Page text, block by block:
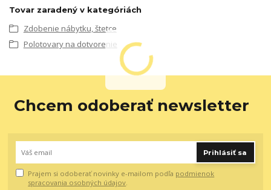
Tovar zaradený v kategóriách
Zdobenie nábytku, štetce
Polotovary na dotvorenie
Chcem odoberať newsletter
Prihlásiť sa
Prajem si odoberať novinky e-mailom podľa podmienok
spracovania osobných údajov.